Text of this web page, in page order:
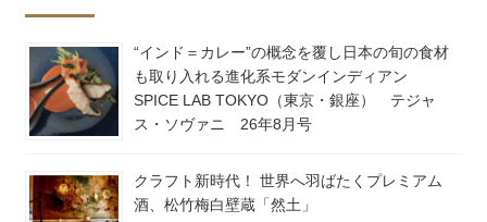
“インド＝カレー”の概念を覆し日本の旬の食材
も取り入れる進化系モダンインディアン
SPICE LAB TOKYO（東京・銀座） テジャ
ス・ソヴァニ 26年8月号
クラフト新時代！ 世界へ羽ばたくプレミアム
酒、松竹梅白壁蔵「然土」